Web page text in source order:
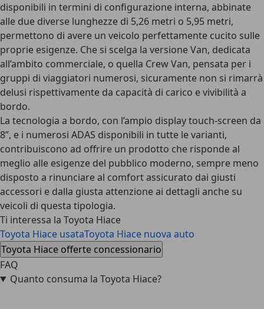
disponibili in termini di configurazione interna, abbinate
alle due diverse lunghezze di 5,26 metri o 5,95 metri,
permettono di avere un veicolo perfettamente cucito sulle
proprie esigenze. Che si scelga la versione Van, dedicata
all’ambito commerciale, o quella Crew Van, pensata per i
gruppi di viaggiatori numerosi, sicuramente non si rimarrà
delusi rispettivamente da capacità di carico e vivibilità a
bordo.
La tecnologia a bordo, con l’ampio display touch-screen da
8”, e i numerosi ADAS disponibili in tutte le varianti,
contribuiscono ad offrire un prodotto che risponde al
meglio alle esigenze del pubblico moderno, sempre meno
disposto a rinunciare al comfort assicurato dai giusti
accessori e dalla giusta attenzione ai dettagli anche su
veicoli di questa tipologia.
Ti interessa la Toyota Hiace
Toyota Hiace usataToyota Hiace nuova auto
Toyota Hiace offerte concessionario
FAQ
Quanto consuma la Toyota Hiace?